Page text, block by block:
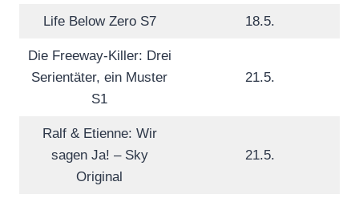
Life Below Zero S7 18.5.
Die Freeway-Killer: Drei
Serientäter, ein Muster
S1
21.5.
Ralf & Etienne: Wir
sagen Ja! – Sky
Original
21.5.